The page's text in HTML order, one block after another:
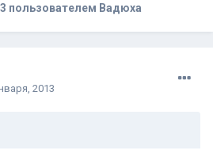
пользователем Вадюха
2013